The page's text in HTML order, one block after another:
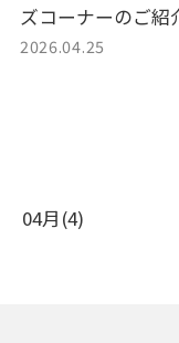
ズコーナーのご紹
す。
2026.04.25
04月(4)